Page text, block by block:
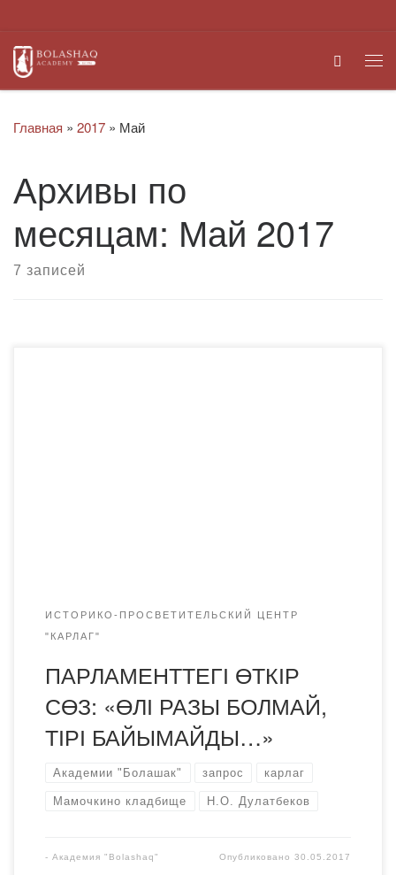
Search
Главная » 2017 » Май
Архивы по
месяцам: Май 2017
7 записей
ИСТОРИКО-ПРОСВЕТИТЕЛЬСКИЙ ЦЕНТР
"КАРЛАГ"
ПАРЛАМЕНТТЕГІ ӨТКІР
СӨЗ: «ӨЛІ РАЗЫ БОЛМАЙ,
ТІРІ БАЙЫМАЙДЫ…»
Академии "Болашак" запрос карлаг
Мамочкино кладбище Н.О. Дулатбеков
- Академия "Bolashaq" Опубликовано30.05.2017